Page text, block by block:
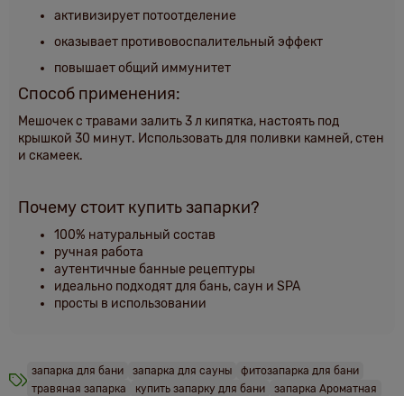
активизирует потоотделение
оказывает противовоспалительный эффект
повышает общий иммунитет
Способ применения:
Мешочек с травами залить 3 л кипятка, настоять под
крышкой 30 минут. Использовать для поливки камней, стен
и скамеек.
Почему стоит купить запарки?
100% натуральный состав
ручная работа
аутентичные банные рецептуры
идеально подходят для бань, саун и SPA
просты в использовании
запарка для бани запарка для сауны
фитозапарка для бани
травяная запарка
купить запарку для бани запарка Ароматная